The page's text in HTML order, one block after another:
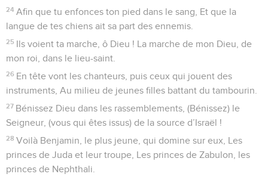
24 Afin que tu enfonces ton pied dans le sang, Et que la
langue de tes chiens ait sa part des ennemis.
25 Ils voient ta marche, ô Dieu ! La marche de mon Dieu, de
mon roi, dans le lieu-saint.
26 En tête vont les chanteurs, puis ceux qui jouent des
instruments, Au milieu de jeunes filles battant du tambourin.
27 Bénissez Dieu dans les rassemblements, (Bénissez) le
Seigneur, (vous qui êtes issus) de la source d’Israël !
28 Voilà Benjamin, le plus jeune, qui domine sur eux, Les
princes de Juda et leur troupe, Les princes de Zabulon, les
princes de Nephthali.